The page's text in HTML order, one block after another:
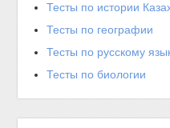
Тесты по истории
Тесты по географии
Тесты по русскому
Тесты по биологии